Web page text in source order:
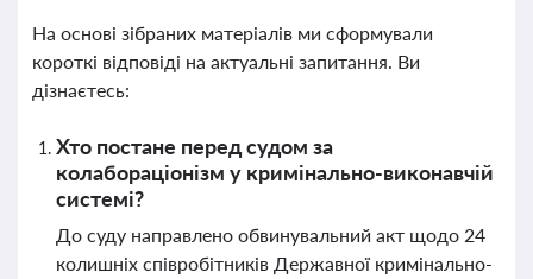
На основі зібраних матеріалів ми сформували
короткі відповіді на актуальні запитання. Ви
дізнаєтесь:
Хто постане перед судом за
колабораціонізм у кримінально-виконавчій
системі?
До суду направлено обвинувальний акт щодо 24
колишніх співробітників Державної кримінально-